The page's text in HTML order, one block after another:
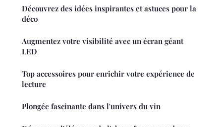
Découvrez des idées inspirantes et astuces pour la
déco
Augmentez votre visibilité avec un écran géant
LED
Top accessoires pour enrichir votre expérience de
lecture
Plongée fascinante dans l'univers du vin